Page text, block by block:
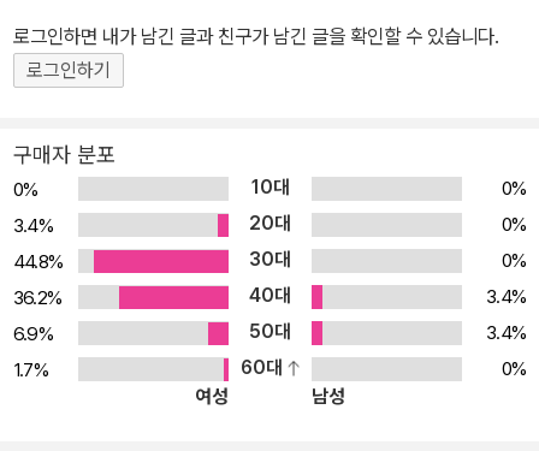
는 둘 사이를 떨어트려 놓고, 그렇게 서로를 그리워하며 몰래 만나 오
던 재닛과 빌은 식구들이 잠든 사이 사라져 버리고 만다. 다음 날 재닛
아 나선다. 오랜 시간 이 별 저 별을 돌아 다니며 재닛과 빌을 찾아 헤
매는 사이, 스뾰강과 스퓨랑 들은 어느새 함께 우유를 나누어 마시고
머리카락을 다듬어 주며 서로에 대한 적대감을 풀고 조금씩 마음을
열어 간다. 처음에는 서로 겉모습이 닮아 있지 않다 하여 배척하던 스
뾰강과 스퓨랑 들이 힘을 합쳐 빌과 재닛을 찾아 다니는 과정은 두 캐
릭터가 '협동하고 화해'해 나가는 모습을 멋지게 그려낸다. 머나먼 별
의 이야기가 주 배경이 되는 만큼, 독특하고 개성 있는 외계 캐릭터들
과 외계 행성의 모습 그리고 그에 딱 맞는 '장미꼬트로프 별', '끈끈러
로그인하면 내가 남긴 글과 친구가 남긴 글을 확인할 수 있습니다.
로그인하기
구매자 분포
0% 10대
0%
3.4%
20대
0%
44.8%
30대
0%
36.2%
40대
3.4%
6.9%
50대
3.4%
1.7%
60대
0%
여성
남성